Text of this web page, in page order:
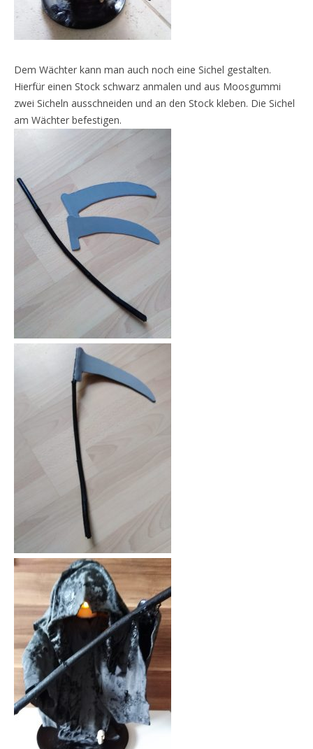
Dem Wächter kann man auch noch eine Sichel gestalten.
Hierfür einen Stock schwarz anmalen und aus Moosgummi
zwei Sicheln ausschneiden und an den Stock kleben. Die Sichel
am Wächter befestigen.